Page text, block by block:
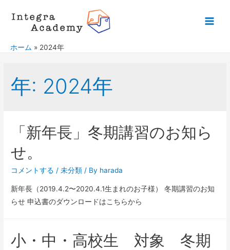
ホーム 2024年
年: 2024年
「新年長」冬期講習のお知ら
せ。
コメントする /未分類 / By harada
新年長（2019.4.2〜2020.4.1生まれのお子様） 冬期講習のお知
らせ 申込書のダウンロードはこちらから
小・中・高校生 対象 冬期